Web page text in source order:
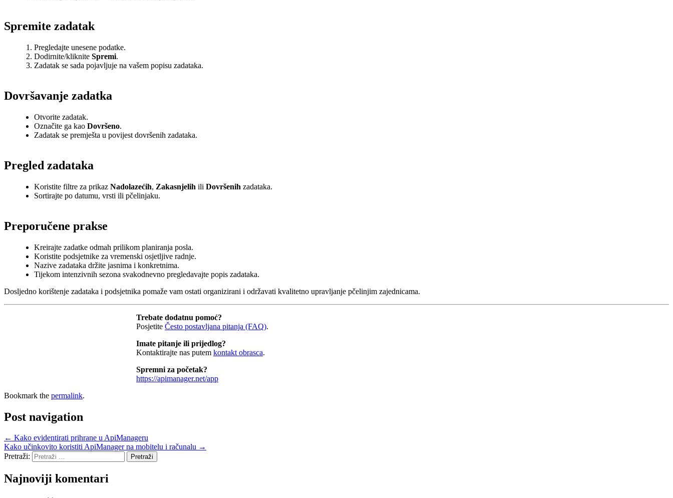
Spremite zadatak
Pregledajte unesene podatke.
Dodirnite/kliknite Spremi.
Zadatak se sada pojavljuje na vašem popisu zadataka.
Dovršavanje zadatka
Otvorite zadatak.
Označite ga kao Dovršeno.
Zadatak se premješta u povijest dovršenih zadataka.
Pregled zadataka
Koristite filtre za prikaz Nadolazećih, Zakasnjelih ili Dovršenih zadataka.
Sortirajte po datumu, vrsti ili pčelinjaku.
Preporučene prakse
Kreirajte zadatke odmah prilikom planiranja posla.
Koristite podsjetnike za vremenski osjetljive radnje.
Nazive zadataka držite jasnima i konkretnima.
Tijekom intenzivnih sezona svakodnevno pregledavajte popis zadataka.
Dosljedno korištenje zadataka i podsjetnika pomaže vam ostati organizirani i održavati kvalitetno upravljanje pčelinjim zajednicama.
Trebate dodatnu pomoć?
Posjetite Često postavljana pitanja (FAQ).
Imate pitanje ili prijedlog?
Kontaktirajte nas putem kontakt obrasca.
Spremni za početak?
https://apimanager.net/app
Bookmark the permalink.
Post navigation
← Kako evidentirati prihrane u ApiManageru
Kako učinkovito koristiti ApiManager na mobitelu i računalu →
Pretraži:
Najnoviji komentari